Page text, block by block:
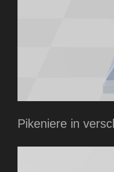
Pikeniere in